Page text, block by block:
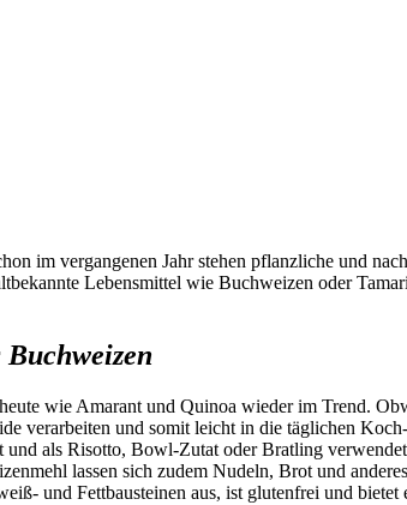
im vergangenen Jahr stehen pflanzliche und
Lebensmittel wie Buchweizen oder
Buchweizen
wie Amarant und Quinoa wieder im Trend.
verarbeiten und somit leicht in die täglichen
als Risotto, Bowl-Zutat oder Bratling
lassen sich zudem Nudeln, Brot und
und Fettbausteinen aus, ist glutenfrei und